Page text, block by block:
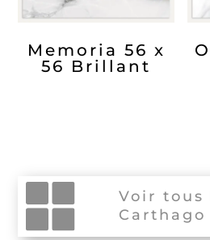
Memoria 56 x
56 Brillant
Voir tous
Carthago